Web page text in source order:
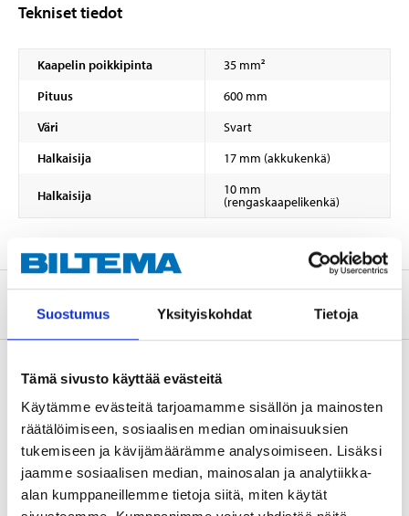
Suostumus Yksityiskohdat Tietoja
Tämä sivusto käyttää evästeitä
Käytämme evästeitä tarjoamamme sisällön ja mainosten
räätälöimiseen, sosiaalisen median ominaisuuksien
tukemiseen ja kävijämäärämme analysoimiseen. Lisäksi
jaamme sosiaalisen median, mainosalan ja analytiikka-
alan kumppaneillemme tietoja siitä, miten käytät
Tekniset tiedot
Kaapelin poikkipinta
35 mm²
Pituus
600 mm
Väri
Svart
Halkaisija
17 mm (akkukenkä)
Halkaisija 10 mm
(rengaskaapelikenkä)
Tietoa valmistajasta
Osta & Nouda
Osta verkosta ja nouda tavaratalosta jo 2 tunnin kuluttua!
LUE LISÄÄ